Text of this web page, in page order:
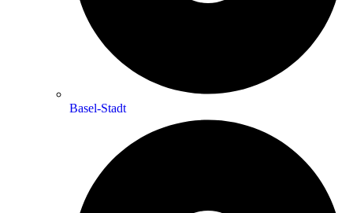
Basel-Stadt